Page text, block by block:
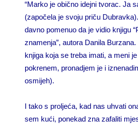
“Marko je obično idejni tvorac. Ja
(započela je svoju priču
davno pomenuo da je vidio knjigu
znamenja”, autora Danila
knjiga koja se treba imati, a meni
pokrenem, pronadjem je i
osmijeh).
I tako s proljeća, kad nas uhvati
sem kući, ponekad zna zafaliti